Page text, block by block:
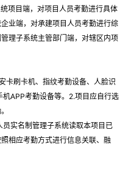
目端，对项目人员考勤进行具体
业端，对承建项目人员考勤进行综
理子系统主管部门端，对辖区内项
刷卡机、指纹考勤设备、人脸识
APP考勤设备等。2.项目应自行选
实名制管理子系统读取本项目已
相应考勤方式进行信息关联、融